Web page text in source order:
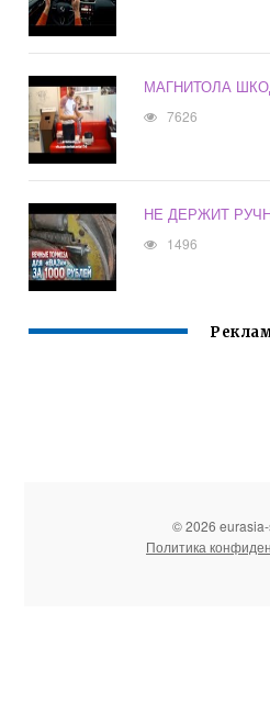
МАГНИТОЛА
7626
НЕ ДЕРЖИТ
1496
© 2026
Политика